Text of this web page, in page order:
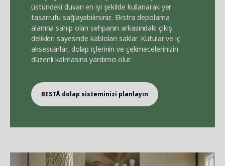
üstündeki duvarı en iyi şekilde kullanarak yer
tasarrufu sağlayabilirsiniz. Ekstra depolama
alanına sahip olan sehpanın arkasındaki çıkış
delikleri sayesinde kabloları saklar. Kutular ve iç
aksesuarlar, dolap içlerinin ve çekmecelerinizin
düzenli kalmasına yardımcı olur.
BESTÅ dolap sisteminizi planlayın